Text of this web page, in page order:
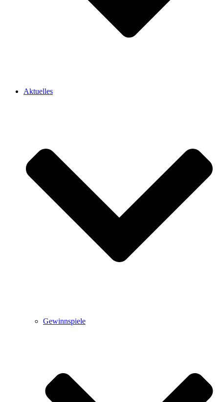
Aktuelles
Gewinnspiele